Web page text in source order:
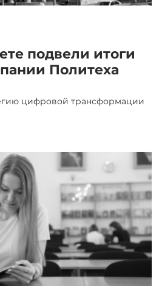
подвели итоги
Политеха
цифровой трансформации